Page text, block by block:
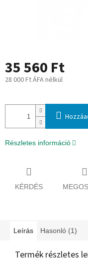
35 560 Ft
28 000 Ft ÁFA nélkül
Részletes információ
KÉRDÉS
Leírás Hasonló (1)
Termék részletes